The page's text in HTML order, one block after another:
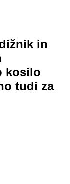
in
kosilo
tudi za